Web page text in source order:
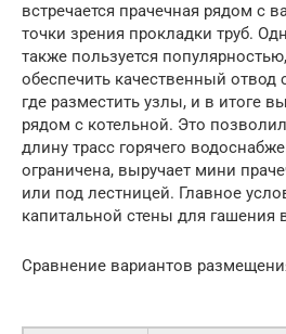
встречается прачечная рядом с
точки зрения прокладки труб.
также пользуется
обеспечить качественный отвод
где разместить узлы, и в итоге
рядом с котельной. Это
длину трасс горячего
ограничена, выручает мини
или под лестницей. Главное
капитальной стены для гашения
Сравнение вариантов